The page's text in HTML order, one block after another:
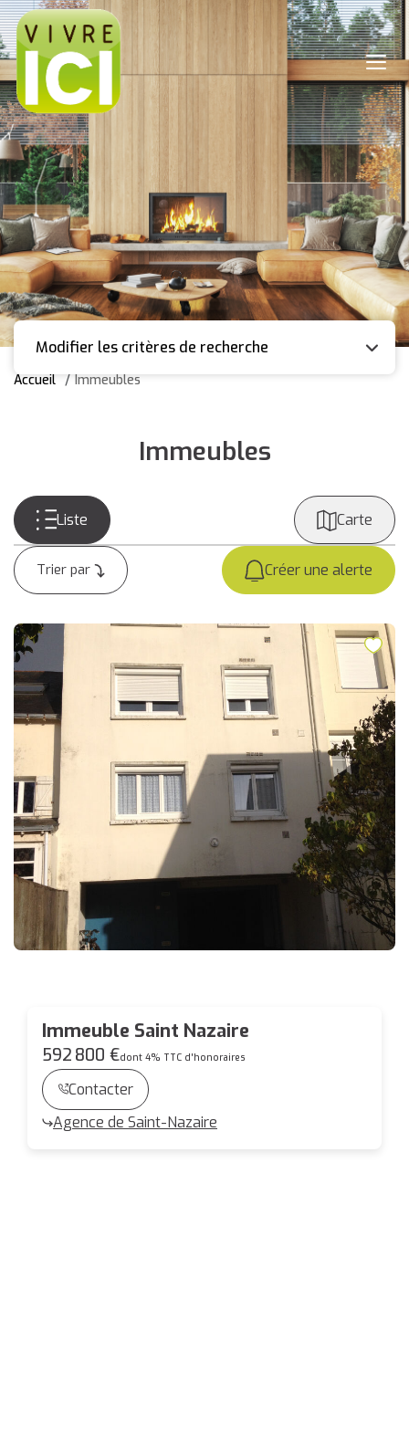
Modifier les critères de recherche
Accueil Immeubles
Immeubles
Créer une alerte
Liste Carte
Immeuble Saint Nazaire
592 800 €dont 4% TTC d'honoraires
Contacter
Agence de Saint-Nazaire